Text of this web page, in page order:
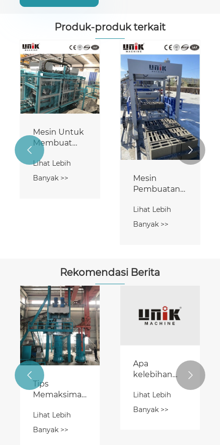
Produk-produk terkait
Mesin Untuk
Membuat
Balok
Berongga
Lihat Lebih
Banyak >>
Mesin
Pembuatan
Lihat Lebih
Banyak >>
 
Rekomendasi Berita
Tips
Memaksimalkan
Pembuat
Batu
Lihat Lebih
Banyak >>
Apa
kelebihan
Descending
Palletizer
Lihat Lebih
Banyak >>
 